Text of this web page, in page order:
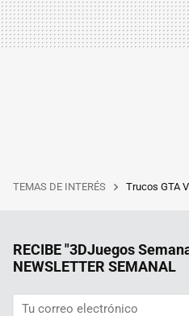
TEMAS DE INTERÉS Trucos GTA
RECIBE "3DJuegos
NEWSLETTER SEMANAL